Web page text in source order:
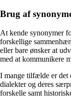
Brug af
At kende synonymer
forskellige
eller bare ønsker at
med at kommunikere
I mange tilfælde er det
dialekter og deres
forskelle samt